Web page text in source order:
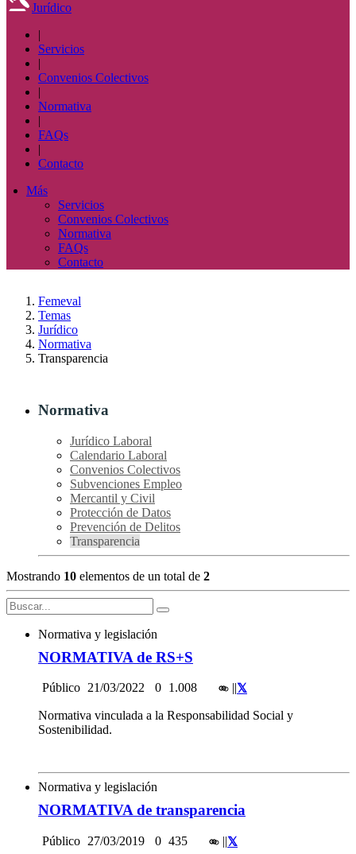
Jurídico
|
Servicios
|
Convenios Colectivos
|
Normativa
|
FAQs
|
Contacto
Más
Servicios
Convenios Colectivos
Normativa
FAQs
Contacto
Femeval
Temas
Jurídico
Normativa
Transparencia
Normativa
Jurídico Laboral
Calendario Laboral
Convenios Colectivos
Subvenciones Empleo
Mercantil y Civil
Protección de Datos
Prevención de Delitos
Transparencia
Mostrando 10 elementos de un total de 2
Normativa y legislación
NORMATIVA de RS+S
Público 21/03/2022 0 1.008 ||
Normativa vinculada a la Responsabilidad Social y
Sostenibilidad.
Normativa y legislación
NORMATIVA de transparencia
Público 27/03/2019 0 435 ||